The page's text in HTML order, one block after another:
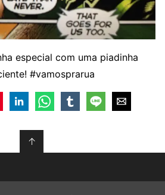
especial com uma piadinha
#vamosprarua
↑